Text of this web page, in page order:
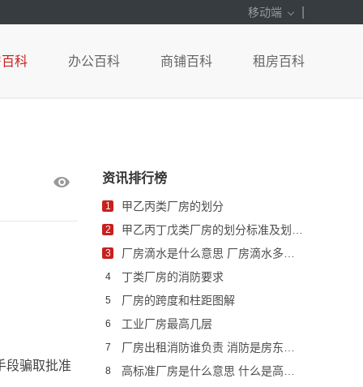
移动端
科 办公百科 商铺百科 租房百科
段骗取批准
资讯排行榜
1 甲乙丙类厂房的划分
2
3
4 丁类厂房的消防要求
5 厂房的跨度和柱距图解
6 工业厂房最高几层
7
8